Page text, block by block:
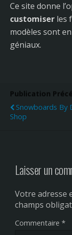
Ce site donne
customiser les
modèles sont
géniaux.
Publication
Snowboards By
Shop
Laisser un
Votre adresse
champs
Commentaire *